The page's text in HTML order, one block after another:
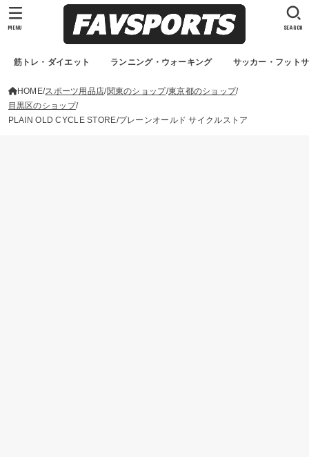
筋トレ・ダイエット ランニング・ウォーキング サッカー・フット
SEARCH
MENU
HOME スポーツ用品店 関東のショップ 東京都のショップ
目黒区のショップ
PLAIN OLD CYCLE STORE/プレーンオールド サイクルストア